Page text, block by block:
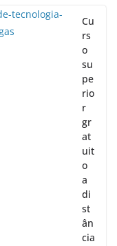
Cu
rs
o
su
pe
rio
r
gr
at
uit
o
a
di
st
ân
cia